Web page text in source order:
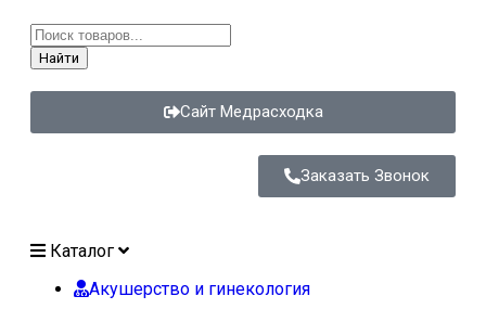
Найти
Сайт Медрасходка
Заказать Звонок
Каталог
Акушерство и гинекология